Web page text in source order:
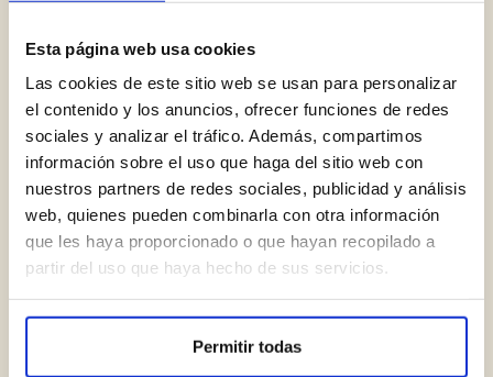
Esta página web usa cookies
Las cookies de este sitio web se usan para personalizar
el contenido y los anuncios, ofrecer funciones de redes
sociales y analizar el tráfico. Además, compartimos
información sobre el uso que haga del sitio web con
nuestros partners de redes sociales, publicidad y análisis
web, quienes pueden combinarla con otra información
que les haya proporcionado o que hayan recopilado a
partir del uso que haya hecho de sus servicios.
Permitir todas
Limpieza dental